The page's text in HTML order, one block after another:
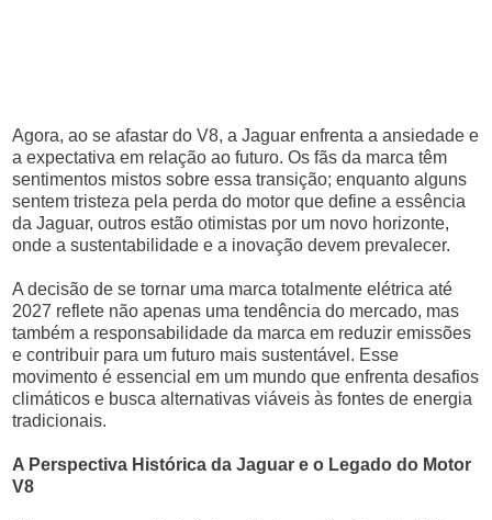
Agora, ao se afastar do V8, a Jaguar enfrenta a ansiedade e
a expectativa em relação ao futuro. Os fãs da marca têm
sentimentos mistos sobre essa transição; enquanto alguns
sentem tristeza pela perda do motor que define a essência
da Jaguar, outros estão otimistas por um novo horizonte,
onde a sustentabilidade e a inovação devem prevalecer.
A decisão de se tornar uma marca totalmente elétrica até
2027 reflete não apenas uma tendência do mercado, mas
também a responsabilidade da marca em reduzir emissões
e contribuir para um futuro mais sustentável. Esse
movimento é essencial em um mundo que enfrenta desafios
climáticos e busca alternativas viáveis às fontes de energia
tradicionais.
A Perspectiva Histórica da Jaguar e o Legado do Motor
V8